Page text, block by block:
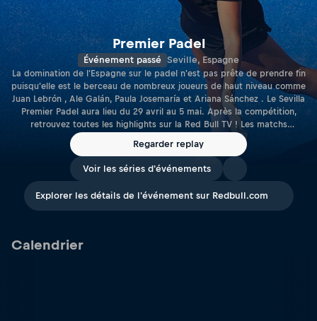
Premier Padel
Événement passé Seville, Espagne
La domination de l'Espagne sur le padel n'est pas prête de prendre fin
puisqu'elle est le berceau de nombreux joueurs de haut niveau comme
Juan Lebrón , Ale Galán, Paula Josemaría et Ariana Sánchez . Le Sevilla
Premier Padel aura lieu du 29 avril au 5 mai. Après la compétition,
retrouvez toutes les highlights sur la Red Bull TV ! Les matchs
précédents les quarts de finale sont disponibles sur la chaîne YouTube
Premier Padel.
Regarder replay
Voir les séries d'événements
Explorer les détails de l'événement sur Redbull.com
Calendrier